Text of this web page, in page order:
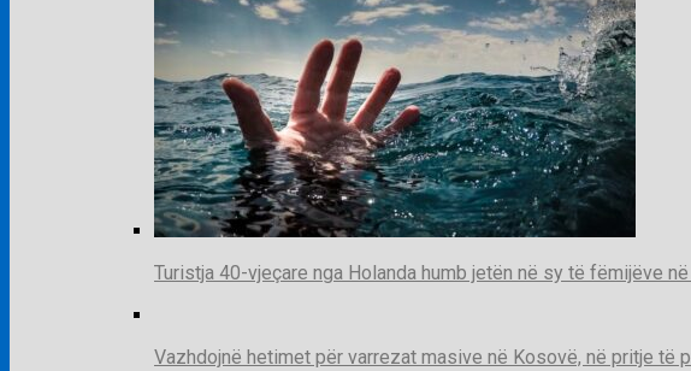
Turistja 40-vjeçare nga Holanda humb jetën në sy të fëmijëve
Vazhdojnë hetimet për varrezat masive në Kosovë, në pritje të